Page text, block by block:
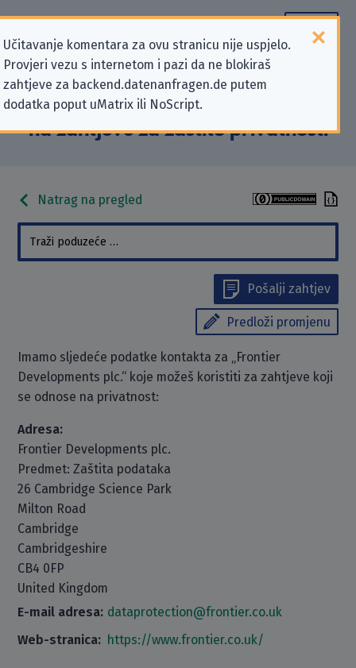
Učitavanje komentara za ovu stranicu nije uspjelo.
Provjeri vezu s internetom i pazi da ne blokiraš
zahtjeve za backend.datenanfragen.de putem
dodatka poput uMatrix ili NoScript.
Podaci kontakta „Frontier
Developments plc.” koji se odnose
na zahtjeve za zaštitu privatnosti
Natrag na pregled
Pošalji zahtjev
Predloži promjenu
Imamo sljedeće podatke kontakta za „Frontier
Developments plc.“ koje možeš koristiti za zahtjeve koji
se odnose na privatnost:
Adresa:
Frontier Developments plc.
Predmet: Zaštita podataka
26 Cambridge Science Park
Milton Road
Cambridge
Cambridgeshire
CB4 0FP
United Kingdom
E-mail adresa: dataprotection@frontier.co.uk
Web-stranica: https://www.frontier.co.uk/